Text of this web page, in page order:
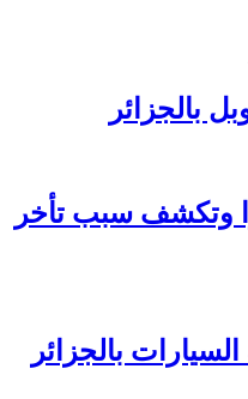
بالجزائر
وتكشف سبب تأخر
بالجزائر